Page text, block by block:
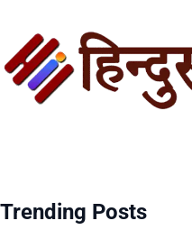
Trending Posts